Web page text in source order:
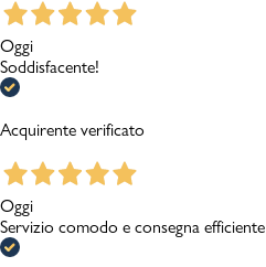
Oggi
Soddisfacente!
Acquirente verificato
Oggi
Servizio comodo e consegna efficiente